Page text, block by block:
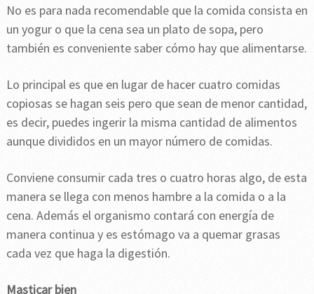
No es para nada recomendable que la comida consista en
un yogur o que la cena sea un plato de sopa, pero
también es conveniente saber cómo hay que alimentarse.
Lo principal es que en lugar de hacer cuatro comidas
copiosas se hagan seis pero que sean de menor cantidad,
es decir, puedes ingerir la misma cantidad de alimentos
aunque divididos en un mayor número de comidas.
Conviene consumir cada tres o cuatro horas algo, de esta
manera se llega con menos hambre a la comida o a la
cena. Además el organismo contará con energía de
manera continua y es estómago va a quemar grasas
cada vez que haga la digestión.
Masticar bien